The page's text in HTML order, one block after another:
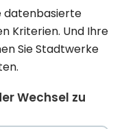
datenbasierte
Kriterien. Und Ihre
Sie Stadtwerke
Wechsel zu